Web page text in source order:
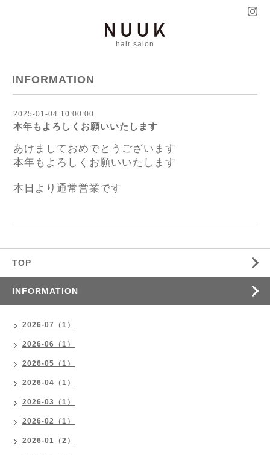
hair salon
INFORMATION
2025-01-04 10:00:00
本年もよろしくお願いいたします
あけましておめでとうございます
本年もよろしくお願いいたします
本日より通常営業です
TOP
INFORMATION
2026-07（1）
2026-06（1）
2026-05（1）
2026-04（1）
2026-03（1）
2026-02（1）
2026-01（2）